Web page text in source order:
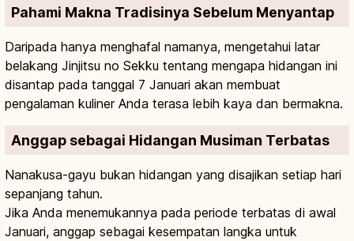
Pahami Makna Tradisinya Sebelum Menyantap
Daripada hanya menghafal namanya, mengetahui latar
belakang Jinjitsu no Sekku tentang mengapa hidangan ini
disantap pada tanggal 7 Januari akan membuat
pengalaman kuliner Anda terasa lebih kaya dan bermakna.
Anggap sebagai Hidangan Musiman Terbatas
Nanakusa-gayu bukan hidangan yang disajikan setiap hari
sepanjang tahun.
Jika Anda menemukannya pada periode terbatas di awal
Januari, anggap sebagai kesempatan langka untuk